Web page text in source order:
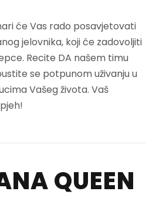
će Vas rado posavjetovati
jelovnika, koji će zadovoljiti
Recite DA našem timu
se potpunom uživanju u
Vašeg života. Vaš
QUEEN